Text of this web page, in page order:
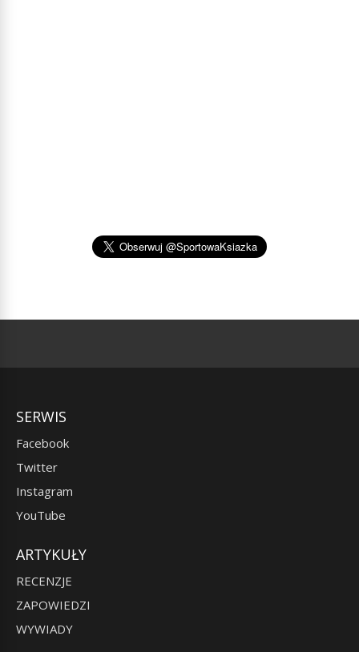
SERWIS
Facebook
Twitter
Instagram
YouTube
ARTYKUŁY
RECENZJE
ZAPOWIEDZI
WYWIADY